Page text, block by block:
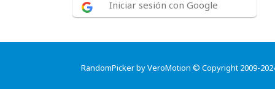
Iniciar sesión con Google
RandomPicker by VeroMotion © Copyright 2009-